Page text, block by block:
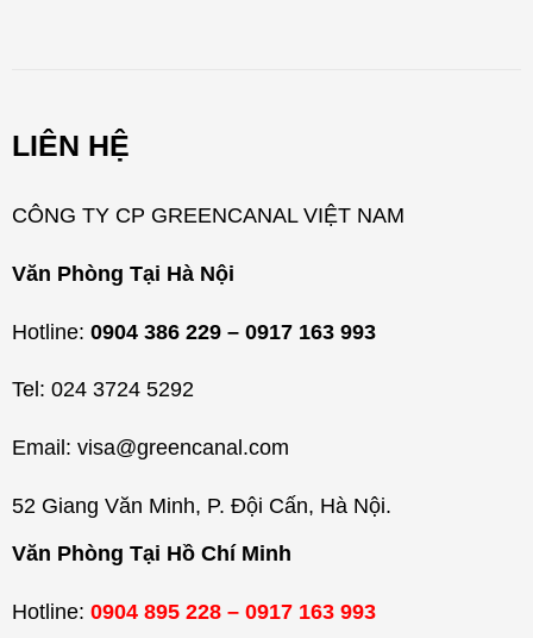
ụ
LIÊN HỆ
CÔNG TY CP GREENCANAL VIỆT NAM
Văn Phòng Tại Hà Nội
Hotline: 0904 386 229 – 0917 163 993
Tel: 024 3724 5292
Email: visa@greencanal.com
52 Giang Văn Minh, P. Đội Cấn, Hà Nội.
Văn Phòng Tại Hồ Chí Minh
Hotline: 0904 895 228 – 0917 163 993